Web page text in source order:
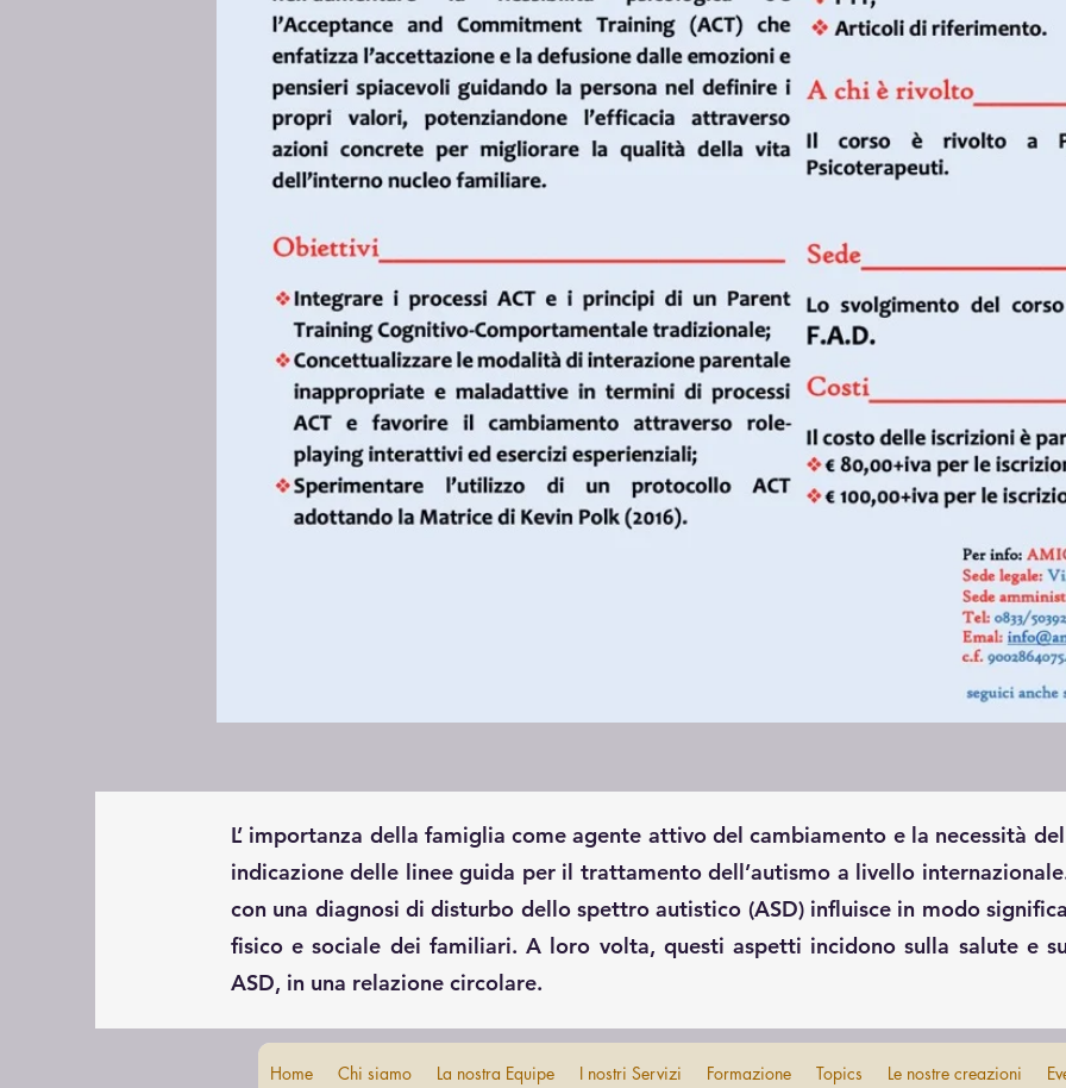
L’ importanza della famiglia come agente attivo del cambiamento e la necessità
indicazione delle linee guida per il trattamento dell’autismo a livello
con una diagnosi di disturbo dello spettro autistico (ASD) influisce in modo
fisico e sociale dei familiari. A loro volta, questi aspetti incidono sulla salute e
ASD, in una relazione circolare.
Home Chi siamo La nostra Equipe I nostri Servizi Formazione Topics Le nostre creazioni